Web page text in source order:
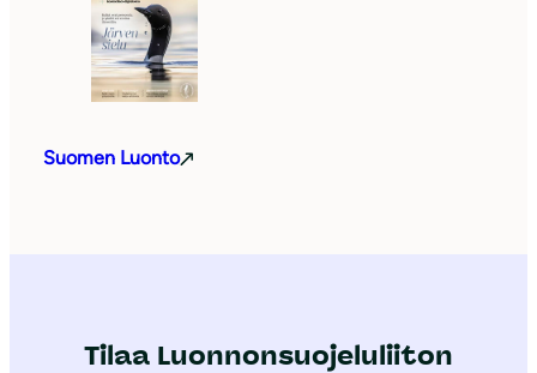
Suomen Luonto
Tilaa Luonnonsuojeluliiton